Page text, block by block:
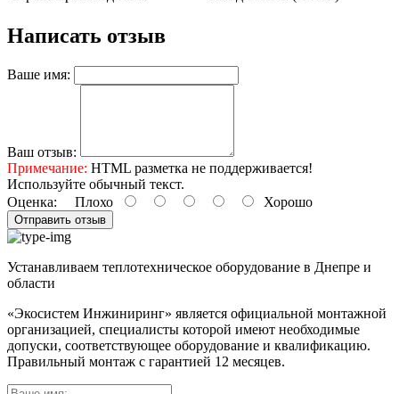
Написать отзыв
Ваше имя:
Ваш отзыв:
Примечание: HTML разметка не поддерживается!
Используйте обычный текст.
Оценка: Плохо Хорошо
Отправить отзыв
Устанавливаем теплотехническое оборудование в Днепре и
области
«Экосистем Инжиниринг» является официальной монтажной
организацией, специалисты которой имеют необходимые
допуски, соответствующее оборудование и квалификацию.
Правильный монтаж с гарантией 12 месяцев.